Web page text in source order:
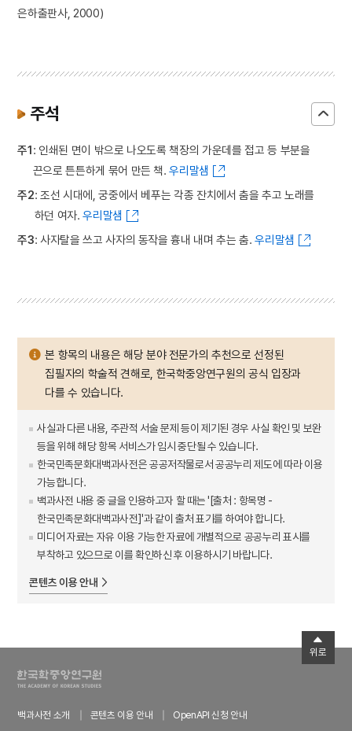
은하출판사, 2000)
주석
주1: 인쇄된 면이 밖으로 나오도록 책장의 가운데를 접고 등 부분을
끈으로 튼튼하게 묶어 만든 책.우리말샘
주2: 조선 시대에, 궁중에서 베푸는 각종 잔치에서 춤을 추고 노래를
하던 여자.우리말샘
주3: 사자탈을 쓰고 사자의 동작을 흉내 내며 추는 춤.우리말샘
본 항목의 내용은 해당 분야 전문가의 추천으로 선정된
집필자의 학술적 견해로, 한국학중앙연구원의 공식 입장과
다를 수 있습니다.
사실과 다른 내용, 주관적 서술 문제 등이 제기된 경우 사실 확인 및 보완
등을 위해 해당 항목 서비스가 임시 중단될 수 있습니다.
한국민족문화대백과사전은 공공저작물로서 공공누리 제도에 따라 이용
가능합니다.
백과사전 내용 중 글을 인용하고자 할 때는 '[출처 : 항목명 -
한국민족문화대백과사전]'과 같이 출처 표기를 하여야 합니다.
미디어 자료는 자유 이용 가능한 자료에 개별적으로 공공누리 표시를
부착하고 있으므로 이를 확인하신 후 이용하시기 바랍니다.
콘텐츠 이용 안내
백과사전 소개 콘텐츠 이용 안내 OpenAPI 신청 안내
위로